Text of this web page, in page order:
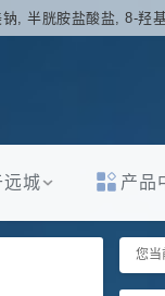
, 半胱胺盐酸盐, 8-羟
远城 产品
您当